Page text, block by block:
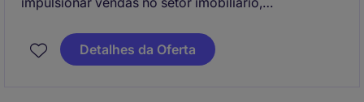
O/A profissional será responsável por identificar
oportunidades de negócio e desenvolver relações
Detalhes da Oferta